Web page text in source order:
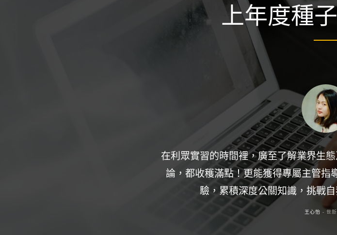
上年度種
實習計畫完整充實，期間提供大量學術
把手教學，兩個月中不斷的自我超越，
魏宥榛- 政治